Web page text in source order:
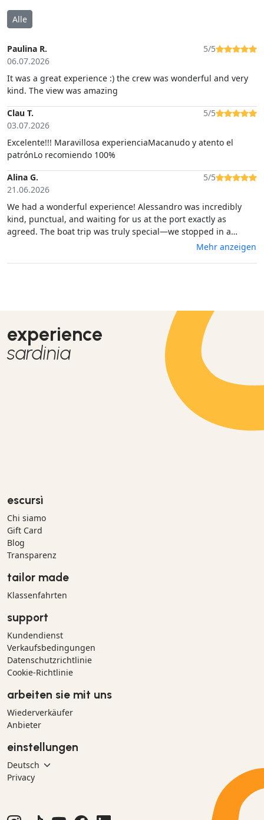
Alle
Paulina R.
06.07.2026
5/5
It was a great experience :) the crew was wonderful and very
kind. The view was amazing
Clau T.
03.07.2026
5/5
Excelente!!! Maravillosa experienciaMacanudo y atento el
patrónLo recomiendo 100%
Alina G.
21.06.2026
5/5
We had a wonderful experience! Alessandro was incredibly
kind, punctual, and waiting for us at the port exactly as
agreed. The boat trip was truly special—we stopped in a
beautiful spot for a swim, enjoyed the sunset, and were served
Mehr anzeigen
experience
sardinia
escursì
Chi siamo
Gift Card
Blog
Transparenz
tailor made
Klassenfahrten
support
Kundendienst
Verkaufsbedingungen
Datenschutzrichtlinie
Cookie-Richtlinie
arbeiten sie mit uns
Wiederverkäufer
Anbieter
einstellungen
Privacy